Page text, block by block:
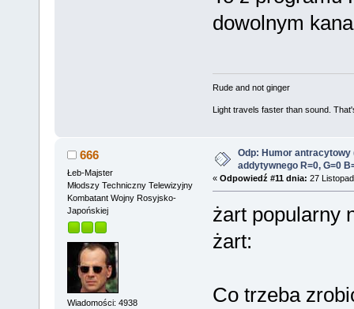
dowolnym
Rude and not ginger
Light travels faster than sound.
666
Łeb-Majster
Młodszy Techniczny Telewizyjny
Kombatant Wojny Rosyjsko-
Japońskiej
Wiadomości: 4938
Odp: Humor antracytowy
addytywnego R=0, G=0
« Odpowiedź #11 dnia: 27
żart popularny
żart:
Co trzeba